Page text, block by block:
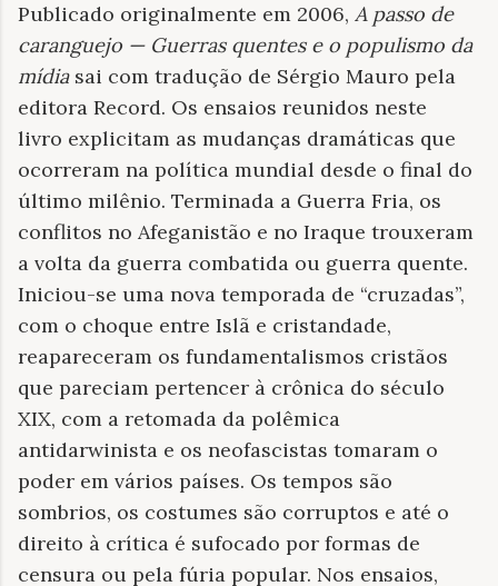
Publicado originalmente em 2006, A passo de
caranguejo — Guerras quentes e o populismo da
mídiasai com tradução de Sérgio Mauro pela
editora Record. Os ensaios reunidos neste
livro explicitam as mudanças dramáticas que
ocorreram na política mundial desde o final do
último milênio. Terminada a Guerra Fria, os
conflitos no Afeganistão e no Iraque trouxeram
a volta da guerra combatida ou guerra quente.
Iniciou-se uma nova temporada de “cruzadas”,
com o choque entre Islã e cristandade,
reapareceram os fundamentalismos cristãos
que pareciam pertencer à crônica do século
XIX, com a retomada da polêmica
antidarwinista e os neofascistas tomaram o
poder em vários países. Os tempos são
sombrios, os costumes são corruptos e até o
direito à crítica é sufocado por formas de
censura ou pela fúria popular. Nos ensaios,